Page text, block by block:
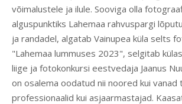
võimalustele ja ilule. Sooviga olla
alguspunktiks Lahemaa rahvuspargi
ja randadel, algatab Vainupea küla selts
"Lahemaa lummuses 2023", selgitab
liige ja fotokonkursi eestvedaja Jaanus
on osalema oodatud nii noored kui vanad
professionaalid kui asjaarmastajad.